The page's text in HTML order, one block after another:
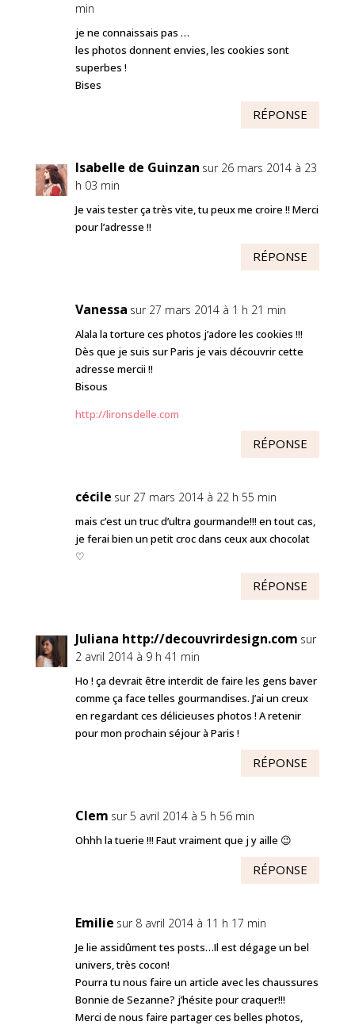
min
je ne connaissais pas …
les photos donnent envies, les cookies sont
superbes !
Bises
RÉPONSE
Isabelle de Guinzan sur 26 mars 2014 à 23
h 03 min
Je vais tester ça très vite, tu peux me croire !! Merci
pour l’adresse !!
RÉPONSE
Vanessa sur 27 mars 2014 à 1 h 21 min
Alala la torture ces photos j’adore les cookies !!!
Dès que je suis sur Paris je vais découvrir cette
adresse mercii !!
Bisous
http://lironsdelle.com
RÉPONSE
cécile sur 27 mars 2014 à 22 h 55 min
mais c’est un truc d’ultra gourmande!!! en tout cas,
je ferai bien un petit croc dans ceux aux chocolat
♡
RÉPONSE
Juliana http://decouvrirdesign.com sur
2 avril 2014 à 9 h 41 min
Ho ! ça devrait être interdit de faire les gens baver
comme ça face telles gourmandises. J’ai un creux
en regardant ces délicieuses photos ! A retenir
pour mon prochain séjour à Paris !
RÉPONSE
Clem sur 5 avril 2014 à 5 h 56 min
Ohhh la tuerie !!! Faut vraiment que j y aille 😉
RÉPONSE
Emilie sur 8 avril 2014 à 11 h 17 min
Je lie assidûment tes posts…Il est dégage un bel
univers, très cocon!
Pourra tu nous faire un article avec les chaussures
Bonnie de Sezanne? j’hésite pour craquer!!!
Merci de nous faire partager ces belles photos,